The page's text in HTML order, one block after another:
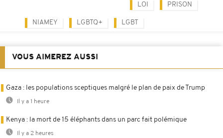
LOI PRISON
NIAMEY LGBTQ+ LGBT
VOUS AIMEREZ AUSSI
Gaza : les populations sceptiques malgré le plan de paix de Trump
Il y a 1 heure
Kenya : la mort de 15 éléphants dans un parc fait polémique
Il y a 2 heures